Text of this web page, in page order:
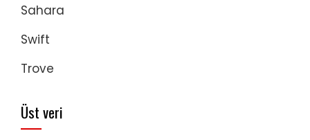
Sahara
Swift
Trove
Üst veri